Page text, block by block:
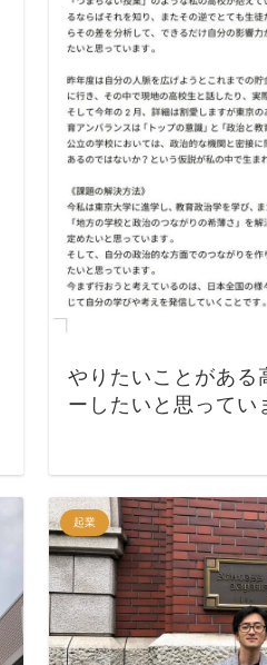
やりたいことがある
ーしたいと思ってい
起業